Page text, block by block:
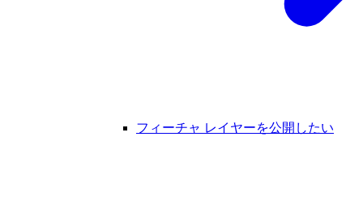
フィーチャ レイヤーを公開したい